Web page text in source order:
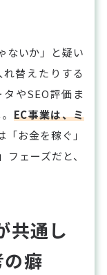
ないか」と疑い
替えたりする
やSEO評価ま
EC事業は、ミ
お金を稼ぐ」
ェーズだと、
共通し
癖